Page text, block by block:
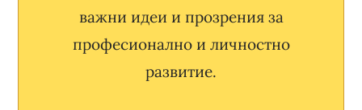
важни идеи и прозрения за
професионално и личностно
развитие.